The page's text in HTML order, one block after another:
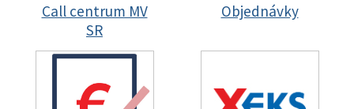
Call centrum MV
SR
Objednávky